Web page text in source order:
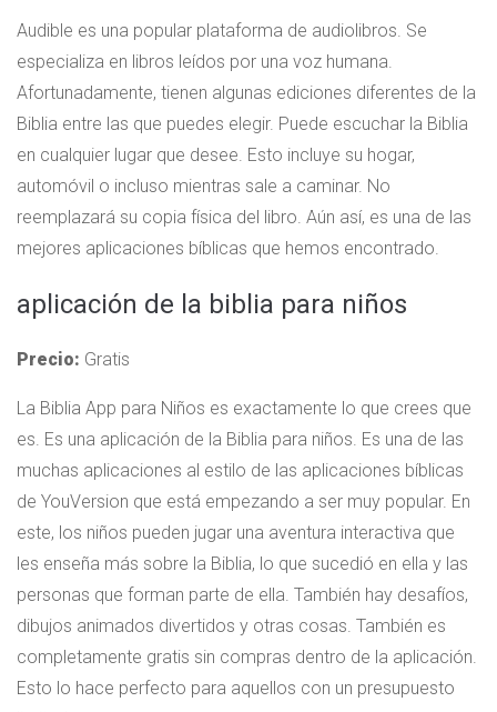
Audible es una popular plataforma de audiolibros. Se
especializa en libros leídos por una voz humana.
Afortunadamente, tienen algunas ediciones diferentes de la
Biblia entre las que puedes elegir. Puede escuchar la Biblia
en cualquier lugar que desee. Esto incluye su hogar,
automóvil o incluso mientras sale a caminar. No
reemplazará su copia física del libro. Aún así, es una de las
mejores aplicaciones bíblicas que hemos encontrado.
aplicación de la biblia para niños
Precio: Gratis
La Biblia App para Niños es exactamente lo que crees que
es. Es una aplicación de la Biblia para niños. Es una de las
muchas aplicaciones al estilo de las aplicaciones bíblicas
de YouVersion que está empezando a ser muy popular. En
este, los niños pueden jugar una aventura interactiva que
les enseña más sobre la Biblia, lo que sucedió en ella y las
personas que forman parte de ella. También hay desafíos,
dibujos animados divertidos y otras cosas. También es
completamente gratis sin compras dentro de la aplicación.
Esto lo hace perfecto para aquellos con un presupuesto